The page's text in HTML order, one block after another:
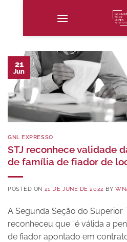
21
Jun
GNL EXPRESSO
STJ reconhece validade
de família de fiador de
POSTED ON 21 DE JUNE DE 2022 BY
A Segunda Seção do Superior
reconheceu que “é válida a
de fiador apontado em